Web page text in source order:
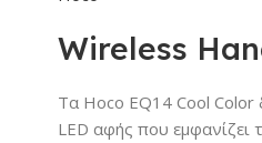
Wireless
Τα Hoco EQ14 Cool Color
LED αφής που εμφανίζει